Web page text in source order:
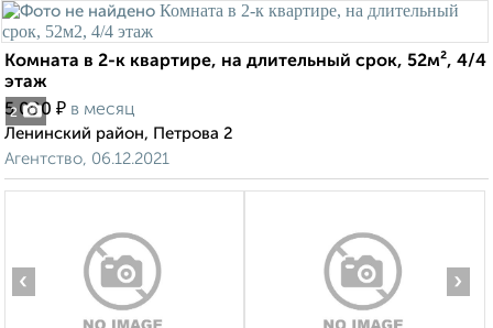
2
Комната в 2-к квартире, на длительный срок, 52м², 4/4
этаж
5 000 ₽ в месяц
Ленинский район, Петрова 2
Агентство, 06.12.2021
‹ ›